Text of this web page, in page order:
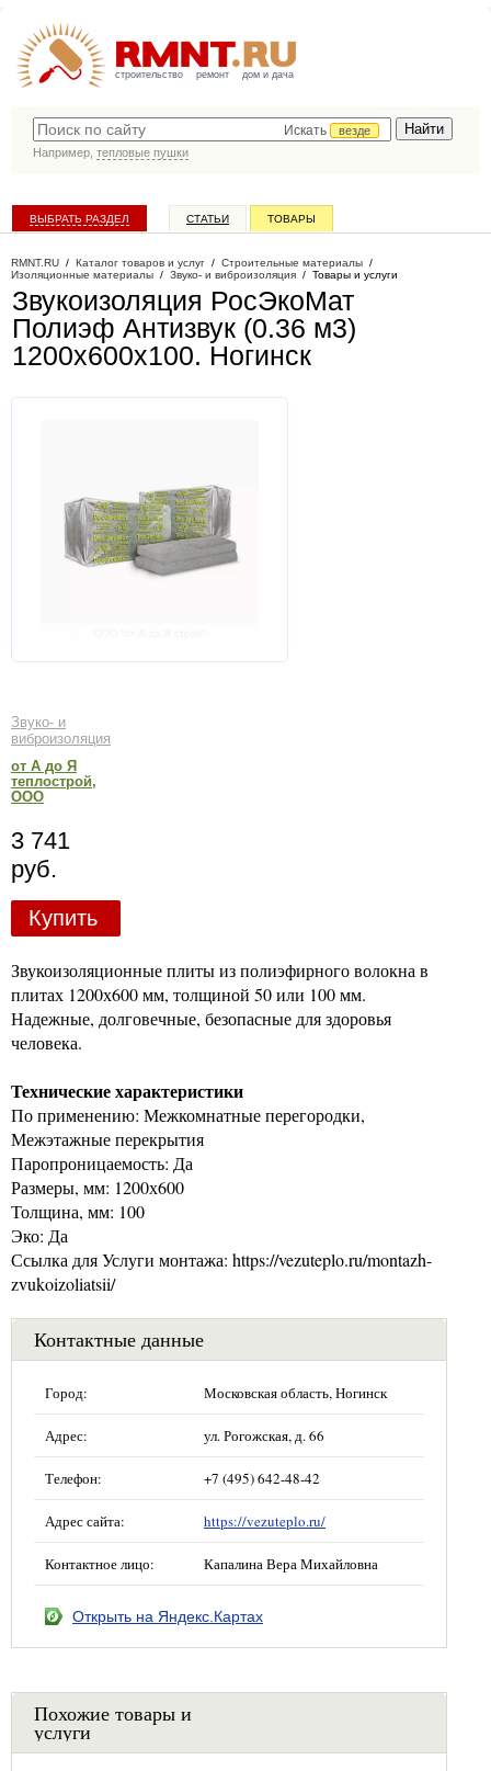
строительство ремонт дом и дача
Искать
везде
Например, тепловые пушки
ВЫБРАТЬ РАЗДЕЛ СТАТЬИ ТОВАРЫ
RMNT.RU / Каталог товаров и услуг / Строительные материалы /
Изоляционные материалы / Звуко- и виброизоляция / Товары и услуги
Звукоизоляция РосЭкоМат
Полиэф Антизвук (0.36 м3)
1200х600х100. Ногинск
Звуко- и
виброизоляция
от А до Я
теплострой,
ООО
3 741
руб.
Купить
Звукоизоляционные плиты из полиэфирного волокна в
плитах 1200х600 мм, толщиной 50 или 100 мм.
Надежные, долговечные, безопасные для здоровья
человека.
Технические характеристики
По применению: Межкомнатные перегородки,
Межэтажные перекрытия
Паропроницаемость: Да
Размеры, мм: 1200х600
Толщина, мм: 100
Эко: Да
Ссылка для Услуги монтажа: https://vezuteplo.ru/montazh-
zvukoizoliatsii/
Контактные данные
Город: Московская область, Ногинск
Адрес: ул. Рогожская, д. 66
Телефон: +7 (495) 642-48-42
Адрес сайта: https://vezuteplo.ru/
Контактное лицо: Капалина Вера Михайловна
Открыть на Яндекс.Картах
Похожие товары и
услуги